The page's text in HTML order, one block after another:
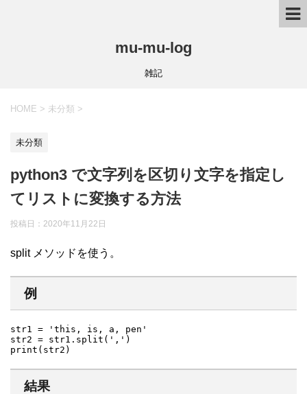
mu-mu-log
雑記
HOME > 未分類 >
未分類
python3 で文字列を区切り文字を指定し
てリストに変換する方法
投稿日： 2020年11月22日
split メソッドを使う。
例
str1 = 'this, is, a, pen'
str2 = str1.split(',')
print(str2)
結果